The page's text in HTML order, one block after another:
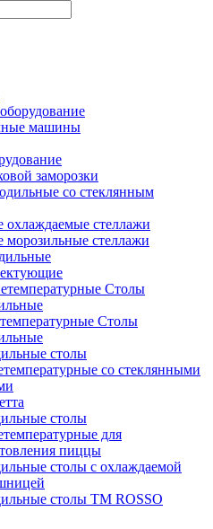
машины
заморозки
со стеклянным
охлаждаемые стеллажи
морозильные стеллажи
Столы
Столы
столы
со стеклянными
столы
для
пиццы
столы с охлаждаемой
столы ТМ ROSSO